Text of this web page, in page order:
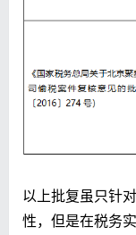
以上批复虽只针
性，但是在税务